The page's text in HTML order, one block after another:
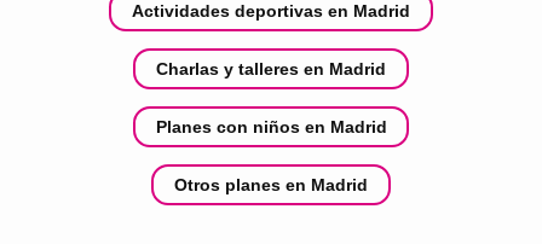
Actividades deportivas en Madrid
Charlas y talleres en Madrid
Planes con niños en Madrid
Otros planes en Madrid